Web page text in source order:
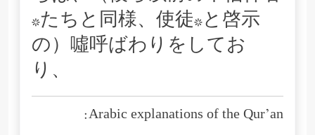
*たちと同様、使徒*と啓示
の）噓呼ばわりをしてお
り、
Arabic explanations of the Qur’an: